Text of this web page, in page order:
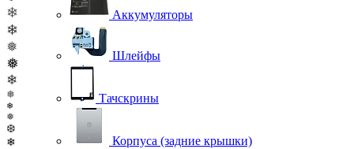
❄
❄
❅
❅
❄
❅
❄
❅
❆
❄
Аккумуляторы
Шлейфы
Тачскрины
Корпуса (задние крышки)